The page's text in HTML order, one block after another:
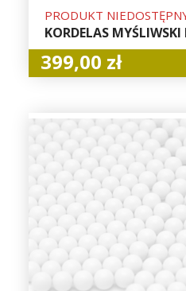
PRODUKT
KORDELAS
399,00 zł